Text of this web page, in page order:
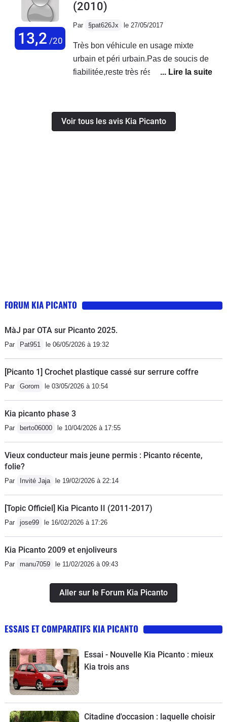
seulement , aprés recherches sur
hauteur incomptatible)
13,2 /20
(2010)
Par §pat626Jx le 27/05/2017
Très bon véhicule en usage mixte
urbain et péri urbain.Pas de soucis de
fiabilitée,reste très résonnable en coût
soucis de vie cotidienne.Les peintures
plutôt fragiles,les tissus des sièges
Voir tous les avis Kia Picanto
FORUM KIA PICANTO
MàJ par OTA sur Picanto 2025.
Par Pat951 le 06/05/2026 à 19:32
[Picanto 1] Crochet plastique cassé sur serrure coffre
Par Gorom le 03/05/2026 à 10:54
Kia picanto phase 3
Par berto06000 le 10/04/2026 à 17:55
Vieux conducteur mais jeune permis : Picanto récente,
folie?
Par Invité Jaja le 19/02/2026 à 22:14
[Topic Officiel] Kia Picanto II (2011-2017)
Par jose99 le 16/02/2026 à 17:26
Kia Picanto 2009 et enjoliveurs
Par manu7059 le 11/02/2026 à 09:43
Aller sur le Forum Kia Picanto
ESSAIS ET COMPARATIFS KIA PICANTO
Essai - Nouvelle Kia Picanto : mieux
Kia trois ans
Citadine d'occasion : laquelle choisir